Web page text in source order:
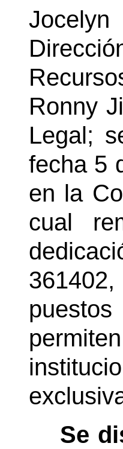
Jocelyn
Ronny
Legal;
fecha 5
en la
cual
Se